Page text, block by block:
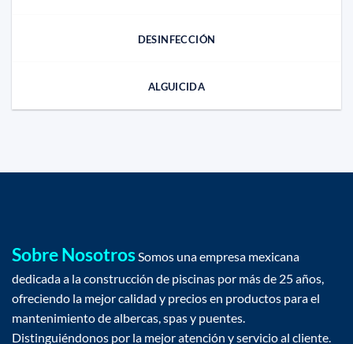
DESINFECCIÓN
ALGUICIDA
Sobre NosotrosSomos una empresa mexicana
dedicada a la construcción de piscinas por más de 25 años,
ofreciendo la mejor calidad y precios en productos para el
mantenimiento de albercas, spas y puentes.
Distinguiéndonos por la mejor atención y servicio al cliente.